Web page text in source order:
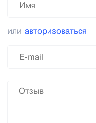
или авторизоваться